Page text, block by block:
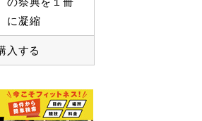
に凝縮
入する